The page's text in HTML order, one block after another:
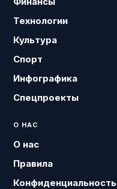
Технологии
Культура
Спорт
Инфографика
Спецпроекты
О НАС
О нас
Правила
Конфиденциальность